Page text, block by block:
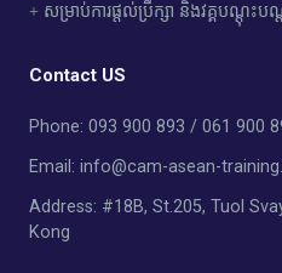
+ សម្រាប់ការផ្តល់ប្រឹក្សា និងវគ្គបណ្តុ
Contact US
Phone: 093 900 893 / 061 900
Email: info@cam-asean-
Address: #18B, St.205, Tuol
Kong